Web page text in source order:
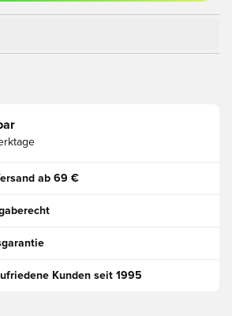
ab 69 €
Kunden seit 1995